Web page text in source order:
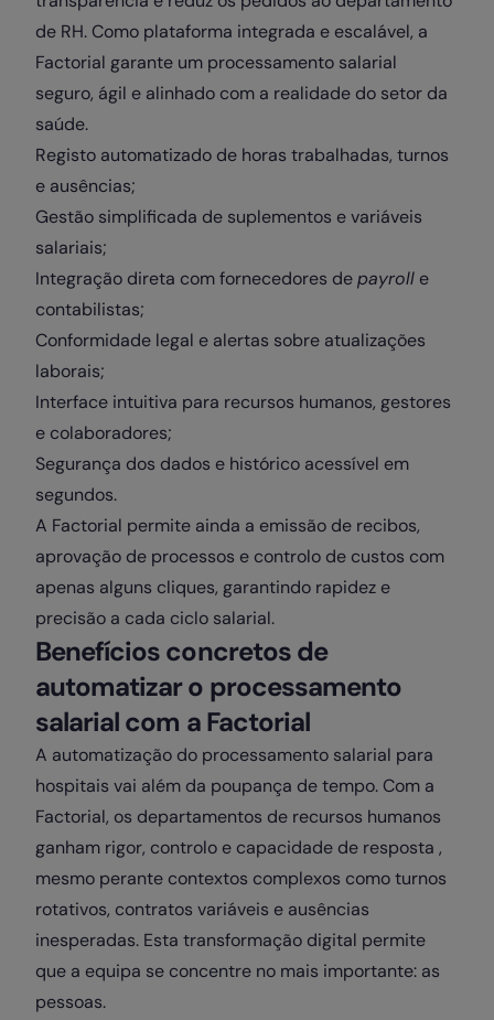
de RH. Como plataforma integrada e escalável, a
Factorial garante um processamento salarial
seguro, ágil e alinhado com a realidade do setor da
saúde.
Registo automatizado de horas trabalhadas, turnos
e ausências;
Gestão simplificada de suplementos e variáveis
salariais;
Integração direta com fornecedores depayroll e
contabilistas;
Conformidade legal e alertas sobre atualizações
laborais;
Interface intuitiva para recursos humanos, gestores
e colaboradores;
Segurança dos dados e histórico acessível em
segundos.
A Factorial permite ainda a emissão de recibos,
aprovação de processos e controlo de custos com
apenas alguns cliques, garantindo rapidez e
precisão a cada ciclo salarial.
Benefícios concretos de
automatizar o processamento
salarial com a Factorial
A automatização do processamento salarial para
hospitais vai além da poupança de tempo. Com a
Factorial, os departamentos de recursos humanos
ganham rigor, controlo e capacidade de resposta ,
mesmo perante contextos complexos como turnos
rotativos, contratos variáveis e ausências
inesperadas. Esta transformação digital permite
que a equipa se concentre no mais importante: as
pessoas.